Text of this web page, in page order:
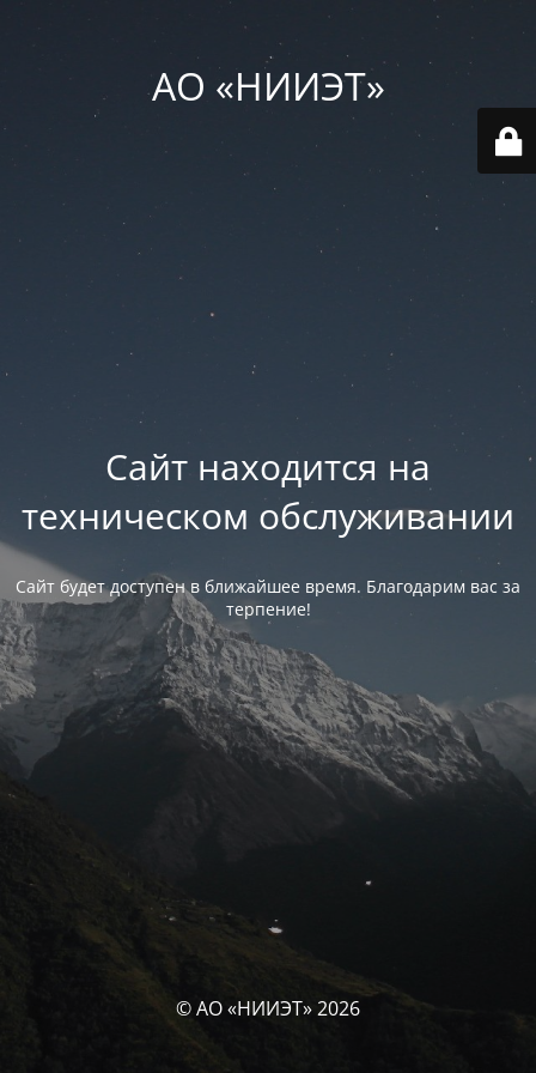
АО «НИИЭТ»
Сайт находится на
техническом обслуживании
Сайт будет доступен в ближайшее время. Благодарим вас за
терпение!
© АО «НИИЭТ» 2026